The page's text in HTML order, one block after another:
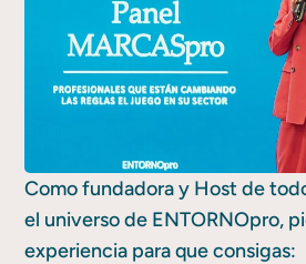
Como fundadora y Host de
el universo de ENTORNOpro,
experiencia para que consigas: